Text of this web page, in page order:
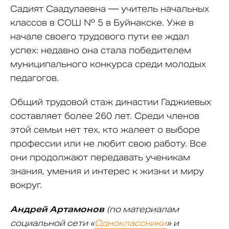
Садият Саадулаевна — учитель начальных
классов в СОШ № 5 в Буйнакске. Уже в
начале своего трудового пути ее ждал
успех: недавно она стала победителем
муниципального конкурса среди молодых
педагогов.
Общий трудовой стаж династии Гаджиевых
составляет более 260 лет. Среди членов
этой семьи нет тех, кто жалеет о выборе
профессии или не любит свою работу. Все
они продолжают передавать ученикам
знания, умения и интерес к жизни и миру
вокруг.
Андрей Артамонов (по материалам
социальной сети «Одноклассники» и